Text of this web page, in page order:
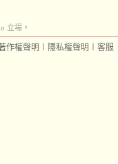
立場。
作權聲明 隱私權聲明 客服